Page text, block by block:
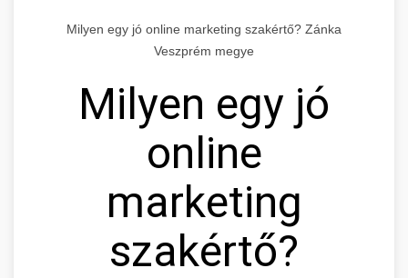
Milyen egy jó online marketing szakértő? Zánka
Veszprém megye
Milyen egy jó
online
marketing
szakértő?